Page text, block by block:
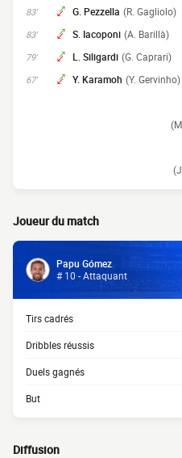
83' G. Pezzella (R. Gagliolo)
83' S. Iacoponi (A. Barillà)
79' L. Siligardi (G. Caprari)
67' Y. Karamoh (Y. Gervinho)
Joueur du match
Papu Gómez
# 10 - Attaquant
Tirs cadrés
Dribbles réussis
Duels gagnés
But
Diffusion